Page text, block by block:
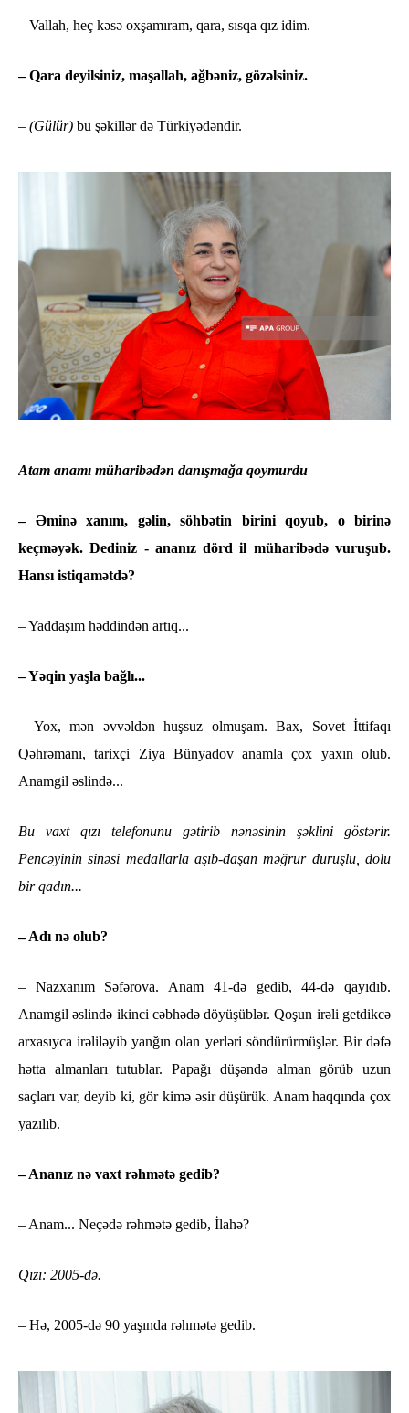
– Vallah, heç kəsə oxşamıram, qara, sısqa qız idim.
– Qara deyilsiniz, maşallah, ağbəniz, gözəlsiniz.
– (Gülür) bu şəkillər də Türkiyədəndir.
Atam anamı müharibədən danışmağa qoymurdu
– Əminə xanım, gəlin, söhbətin birini qoyub, o birinə
keçməyək. Dediniz - ananız dörd il müharibədə vuruşub.
Hansı istiqamətdə?
– Yaddaşım həddindən artıq...
– Yəqin yaşla bağlı...
– Yox, mən əvvəldən huşsuz olmuşam. Bax, Sovet İttifaqı
Qəhrəmanı, tarixçi Ziya Bünyadov anamla çox yaxın olub.
Anamgil əslində...
Bu vaxt qızı telefonunu gətirib nənəsinin şəklini göstərir.
Pencəyinin sinəsi medallarla aşıb-daşan məğrur duruşlu, dolu
bir qadın...
– Adı nə olub?
– Nazxanım Səfərova. Anam 41-də gedib, 44-də qayıdıb.
Anamgil əslində ikinci cəbhədə döyüşüblər. Qoşun irəli getdikcə
arxasıyca irəliləyib yanğın olan yerləri söndürürmüşlər. Bir dəfə
hətta almanları tutublar. Papağı düşəndə alman görüb uzun
saçları var, deyib ki, gör kimə əsir düşürük. Anam haqqında çox
yazılıb.
– Ananız nə vaxt rəhmətə gedib?
– Anam... Neçədə rəhmətə gedib, İlahə?
Qızı: 2005-də.
– Hə, 2005-də 90 yaşında rəhmətə gedib.